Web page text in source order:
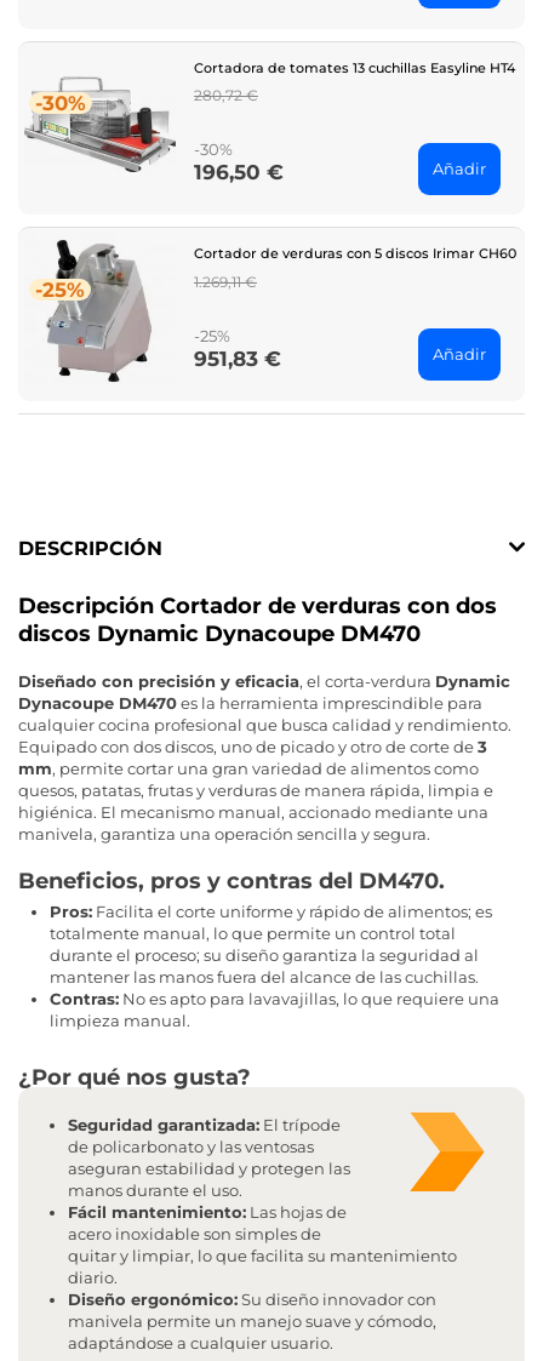
-30%
Cortadora de tomates 13 cuchillas Easyline HT4
Regular
280,72 €
-30%
Price
196,50 € Añadir
-25%
Cortador de verduras con 5 discos Irimar CH60
Regular
1.269,11 €
-25%
Price
951,83 € Añadir
DESCRIPCIÓN
Descripción Cortador de verduras con dos
discos Dynamic Dynacoupe DM470
Diseñado con precisión y eficacia, el corta-verdura Dynamic
Dynacoupe DM470es la herramienta imprescindible para
cualquier cocina profesional que busca calidad y rendimiento.
Equipado con dos discos, uno de picado y otro de corte de3
mm, permite cortar una gran variedad de alimentos como
quesos, patatas, frutas y verduras de manera rápida, limpia e
higiénica. El mecanismo manual, accionado mediante una
manivela, garantiza una operación sencilla y segura.
Beneficios, pros y contras del DM470.
Pros: Facilita el corte uniforme y rápido de alimentos; es
totalmente manual, lo que permite un control total
durante el proceso; su diseño garantiza la seguridad al
mantener las manos fuera del alcance de las cuchillas.
Contras: No es apto para lavavajillas, lo que requiere una
limpieza manual.
¿Por qué nos gusta?
Seguridad garantizada: El trípode
de policarbonato y las ventosas
aseguran estabilidad y protegen las
manos durante el uso.
Fácil mantenimiento: Las hojas de
acero inoxidable son simples de
quitar y limpiar, lo que facilita su mantenimiento
diario.
Diseño ergonómico:Su diseño innovador con
manivela permite un manejo suave y cómodo,
adaptándose a cualquier usuario.